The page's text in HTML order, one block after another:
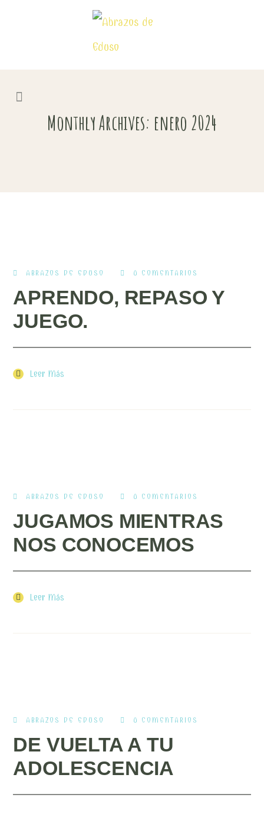
Monthly Archives: enero 2024
ABRAZOS DE EDUSO 0 COMENTARIOS
APRENDO, REPASO Y
JUEGO.
Leer Más
ABRAZOS DE EDUSO 0 COMENTARIOS
JUGAMOS MIENTRAS
NOS CONOCEMOS
Leer Más
ABRAZOS DE EDUSO 0 COMENTARIOS
DE VUELTA A TU
ADOLESCENCIA